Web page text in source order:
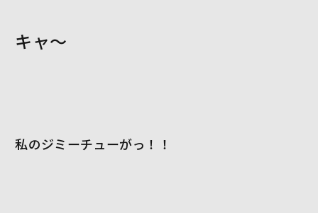
キャ～
私のジミーチューがっ！！